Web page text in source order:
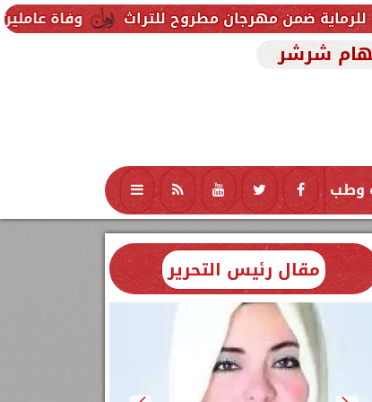
وفاة عاملين متأثرين مطروح للتراث
شرشر
وطب تكنولوجيا منوعات محافظات
مقال رئيس التحرير